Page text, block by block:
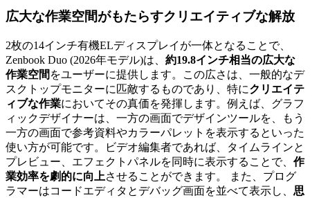
広大な作業空間がもたらすクリエイティブな解放
2枚の14インチ有機ELディスプレイが一体となることで、
Zenbook Duo (2026年モデル)は、 約19.8インチ相当の広大な
作業空間 をユーザーに提供します。この広さは、一般的なデ
スクトップモニターに匹敵するものであり、特にクリエイテ
ィブな作業においてその真価を発揮します。例えば、グラフ
ィックデザイナーは、一方の画面でデザインツールを、もう
一方の画面で参考資料やカラーパレットを表示するといった
使い方が可能です。ビデオ編集者であれば、タイムラインと
プレビュー、エフェクトパネルを同時に表示することで、 作
業効率を劇的に向上させることができます。 また、プログ
ラマーはコードエディタとデバッグ画面を並べて表示し、 思